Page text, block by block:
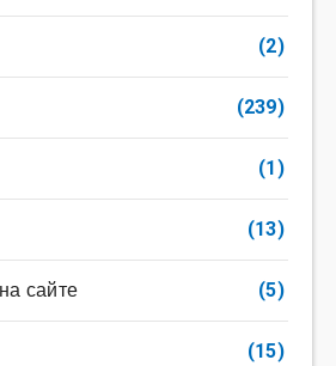
(2)
(239)
(1)
(13)
сайте (5)
(15)